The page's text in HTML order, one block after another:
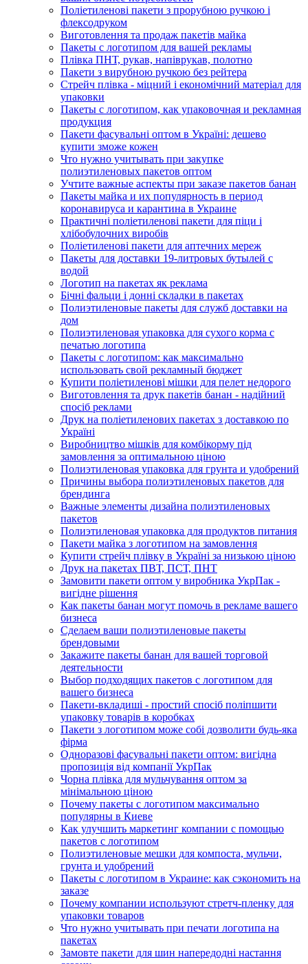
Поліетиленові пакети з прорубною ручкою і
флексодруком
Виготовлення та продаж пакетів майка
Пакеты с логотипом для вашей рекламы
Плівка ПНТ, рукав, напіврукав, полотно
Пакети з вирубною ручкою без рейтера
Стрейч плівка - міцний і економічний матеріал для
упаковки
Пакеты с логотипом, как упаковочная и рекламная
продукция
Пакети фасувальні оптом в Україні: дешево
купити зможе кожен
Что нужно учитывать при закупке
полиэтиленовых пакетов оптом
Учтите важные аспекты при заказе пакетов банан
Пакеты майка и их популярность в период
коронавируса и карантина в Украине
Практичні поліетиленові пакети для піци і
хлібобулочних виробів
Поліетиленові пакети для аптечних мереж
Пакеты для доставки 19-литровых бутылей с
водой
Логотип на пакетах як реклама
Бічні фальци і донні складки в пакетах
Полиэтиленовые пакеты для служб доставки на
дом
Полиэтиленовая упаковка для сухого корма с
печатью логотипа
Пакеты с логотипом: как максимально
использовать свой рекламный бюджет
Купити поліетиленові мішки для пелет недорого
Виготовлення та друк пакетів банан - надійний
спосіб реклами
Друк на поліетиленових пакетах з доставкою по
Україні
Виробництво мішків для комбікорму під
замовлення за оптимальною ціною
Полиэтиленовая упаковка для грунта и удобрений
Причины выбора полиэтиленовых пакетов для
брендинга
Важные элементы дизайна полиэтиленовых
пакетов
Полиэтиленовая упаковка для продуктов питания
Пакети майка з логотипом на замовлення
Купити стрейч плівку в Україні за низькою ціною
Друк на пакетах ПВТ, ПСТ, ПНТ
Замовити пакети оптом у виробника УкрПак -
вигідне рішення
Как пакеты банан могут помочь в рекламе вашего
бизнеса
Сделаем ваши полиэтиленовые пакеты
брендовыми
Закажите пакеты банан для вашей торговой
деятельности
Выбор подходящих пакетов с логотипом для
вашего бизнеса
Пакети-вкладиші - простий спосіб поліпшити
упаковку товарів в коробках
Пакети з логотипом може собі дозволити будь-яка
фірма
Одноразові фасувальні пакети оптом: вигідна
пропозиція від компанії УкрПак
Чорна плівка для мульчування оптом за
мінімальною ціною
Почему пакеты с логотипом максимально
популярны в Киеве
Как улучшить маркетинг компании с помощью
пакетов с логотипом
Полиэтиленовые мешки для компоста, мульчи,
грунта и удобрений
Пакеты с логотипом в Украине: как сэкономить на
заказе
Почему компании используют стретч-пленку для
упаковки товаров
Что нужно учитывать при печати логотипа на
пакетах
Замовте пакети для шин напередодні настання